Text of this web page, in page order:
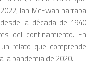
Ian McEwan narraba
la década de 1940
del confinamiento. En
relato que comprende
la pandemia de 2020.